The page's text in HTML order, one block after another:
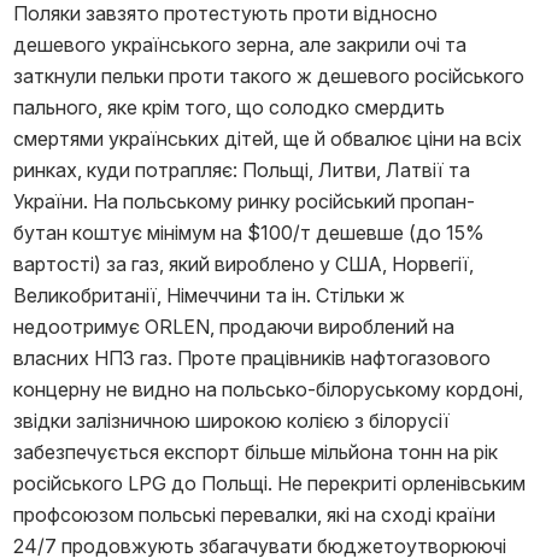
Поляки завзято протестують проти відносно
дешевого українського зерна, але закрили очі та
заткнули пельки проти такого ж дешевого російського
пального, яке крім того, що солодко смердить
смертями українських дітей, ще й обвалює ціни на всіх
ринках, куди потрапляє: Польщі, Литви, Латвії та
України. На польському ринку російський пропан-
бутан коштує мінімум на $100/т дешевше (до 15%
вартості) за газ, який вироблено у США, Норвегії,
Великобританії, Німеччини та ін. Стільки ж
недоотримує ORLEN, продаючи вироблений на
власних НПЗ газ. Проте працівників нафтогазового
концерну не видно на польсько-білоруському кордоні,
звідки залізничною широкою колією з білорусії
забезпечується експорт більше мільйона тонн на рік
російського LPG до Польщі. Не перекриті орленівським
профсоюзом польські перевалки, які на сході країни
24/7 продовжують збагачувати бюджетоутворюючі